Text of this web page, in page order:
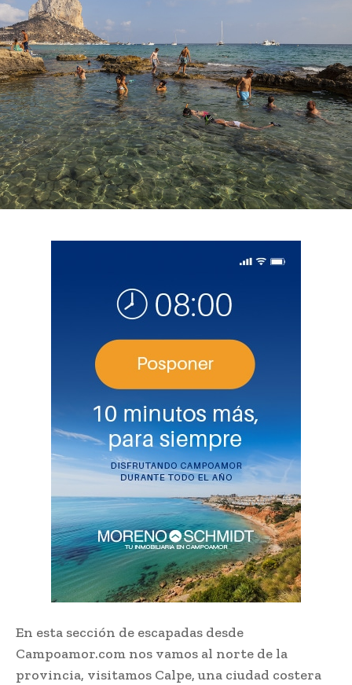
En esta sección de escapadas desde
Campoamor.com nos vamos al norte de la
provincia, visitamos Calpe, una ciudad costera